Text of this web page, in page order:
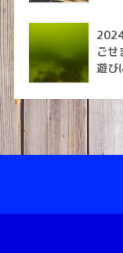
ごせ
遊び